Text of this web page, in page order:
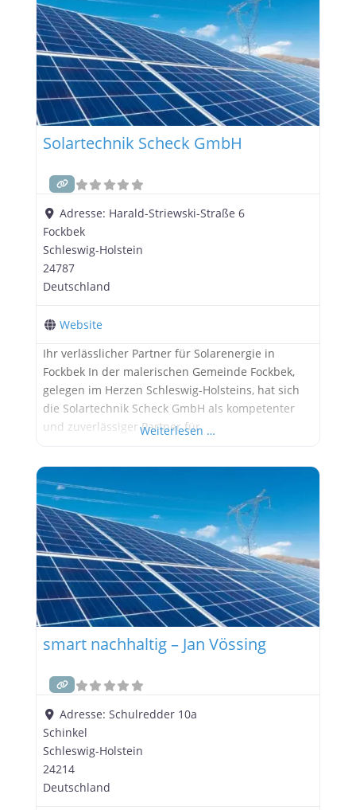
Solartechnik Scheck GmbH
Adresse: Harald-Striewski-Straße 6
Fockbek
Schleswig-Holstein
24787
Deutschland
Website
Ihr verlässlicher Partner für Solarenergie in
Fockbek In der malerischen Gemeinde Fockbek,
gelegen im Herzen Schleswig-Holsteins, hat sich
die Solartechnik Scheck GmbH als kompetenter
und zuverlässiger Partner für
Verständnis für die Bedürfnisse ihrer Kunden und
einem klaren Fokus auf Qualität und Innovation
gestaltet das Unternehmen die Energiewende in
der Region aktiv mit. Ein Unternehmen mit
Weiterlesen …
smart nachhaltig – Jan Vössing
Adresse:Schulredder 10a
Schinkel
Schleswig-Holstein
24214
Deutschland